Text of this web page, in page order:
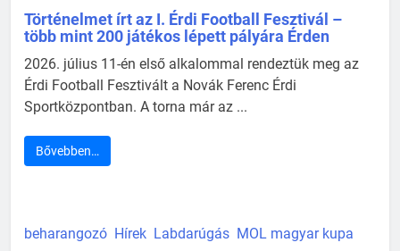
Történelmet írt az I. Érdi Football Fesztivál –
több mint 200 játékos lépett pályára Érden
2026. július 11-én első alkalommal rendeztük meg az
Érdi Football Fesztivált a Novák Ferenc Érdi
Sportközpontban. A torna már az ...
Bővebben…
beharangozó Hírek Labdarúgás MOL magyar kupa